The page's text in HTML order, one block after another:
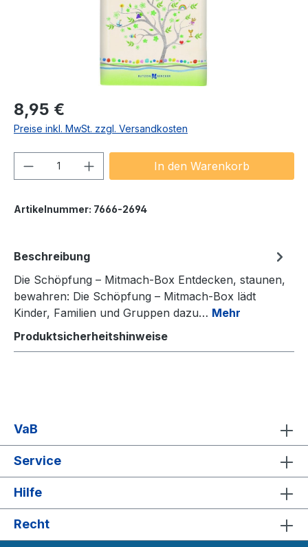
Regulärer Preis:
8,95 €
Preise inkl. MwSt. zzgl. Versandkosten
Produkt Anzahl: Gib denIn den Warenkorb
Artikelnummer: 7666-2694
Beschreibung
Die Schöpfung – Mitmach-Box Entdecken, staunen,
bewahren: Die Schöpfung – Mitmach-Box lädt
Kinder, Familien und Gruppen dazu… Mehr
Produktsicherheitshinweise
VaB
Service
Hilfe
Recht